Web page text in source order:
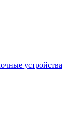
устройства